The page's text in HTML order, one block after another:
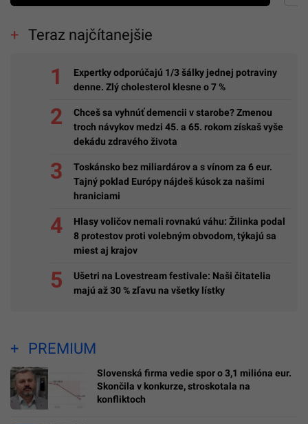
Teraz najčítanejšie
Expertky odporúčajú 1/3 šálky jednej potraviny
denne. Zlý cholesterol klesne o 7 %
Chceš sa vyhnúť demencii v starobe? Zmenou
troch návykov medzi 45. a 65. rokom získaš vyše
dekádu zdravého života
Toskánsko bez miliardárov a s vínom za 6 eur.
Tajný poklad Európy nájdeš kúsok za našimi
hraniciami
Hlasy voličov nemali rovnakú váhu: Žilinka podal
8 protestov proti volebným obvodom, týkajú sa
miest aj krajov
Ušetri na Lovestream festivale: Naši čitatelia
majú až 30 % zľavu na všetky lístky
PREMIUM
Slovenská firma vedie spor o 3,1 milióna eur.
Skončila v konkurze, stroskotala na
konfliktoch